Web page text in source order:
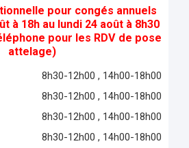
pour congés annuels
à 18h au lundi 24 août à 8h30
pour les RDV de pose
attelage)
8h30-12h00 , 14h00-18h00
8h30-12h00 , 14h00-18h00
8h30-12h00 , 14h00-18h00
8h30-12h00 , 14h00-18h00